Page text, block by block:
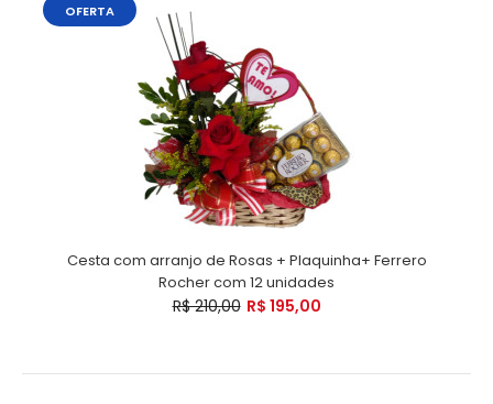
OFERTA
Cesta com arranjo de Rosas + Plaquinha+ Ferrero
Rocher com 12 unidades
R$ 210,00 R$ 195,00